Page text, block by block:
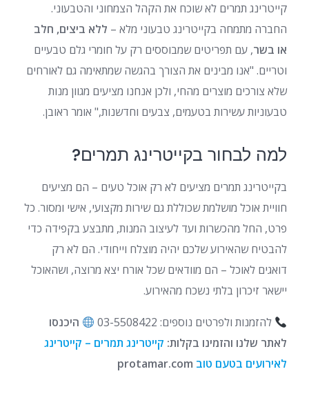
קייטרינג תמרים לא שוכח את הקהל הצמחוני והטבעוני.
החברה מתמחה בקייטרינג טבעוני מלא – ללא ביצים, חלב
או בשר, עם תפריטים שמבוססים רק על חומרי גלם טבעיים
וטריים. "אנו מבינים את הצורך בהגשה שמתאימה גם לאורחים
שלא צורכים מוצרים מהחי, ולכן אנחנו מציעים מגוון מנות
טבעוניות עשירות בטעמים, צבעים וחדשנות," אומר ראובן.
למה לבחור בקייטרינג תמרים?
בקייטרינג תמרים מציעים לא רק אוכל טעים – הם מציעים
חוויית אוכל מושלמת שכוללת גם שירות מקצועי, אישי ומסור. כל
פרט, החל מהכשרות ועד לעיצוב המנות, מתבצע בקפידה כדי
להבטיח שהאירוע שלכם יהיה מוצלח וייחודי. הם לא רק
דואגים לאוכל – הם מוודאים שכל אורח יצא מרוצה, ושהאוכל
יישאר זיכרון בלתי נשכח מהאירוע.
להזמנות ולפרטים נוספים: 03-5508422
היכנסו
לאתר שלנו והזמינו בקלות: קייטרינג תמרים – קייטרינג
לאירועים בטעם טוב